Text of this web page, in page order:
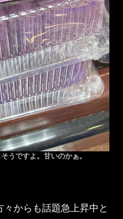
うですよ。甘いのかぁ。
からも話題急上昇中と